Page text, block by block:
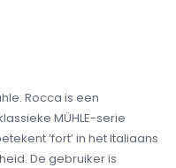
Rocca is een
MÜHLE-serie
‘fort’ in het Italiaans
De gebruiker is